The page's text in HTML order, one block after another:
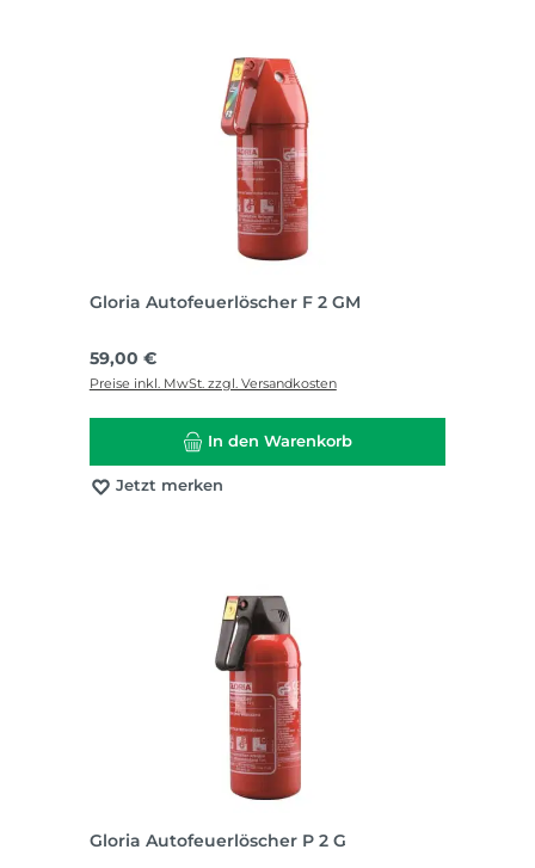
Gloria Autofeuerlöscher F 2 GM
Regulärer Preis:
59,00 €
Preise inkl. MwSt. zzgl. Versandkosten
In den Warenkorb
Jetzt merken
Gloria Autofeuerlöscher P 2 G